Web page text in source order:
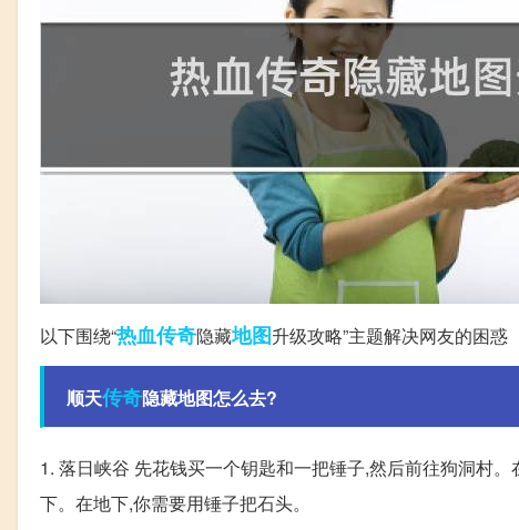
以下围绕“热血传奇隐藏地图升级攻略”主题解决网友的困惑
顺天传奇隐藏地图怎么去?
1. 落日峡谷 先花钱买一个钥匙和一把锤子,然后前往狗洞村
下。在地下,你需要用锤子把石头。